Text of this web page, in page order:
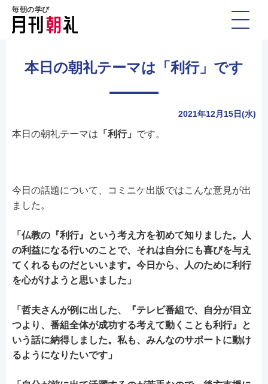
毎朝の学び
本日の朝礼テーマは「利行」です
2021年12月15日(水)
本日の朝礼テーマは 「利行」 です。
今日の話題について、コミニケ出版ではこんな意見が出
ました。
「仏教の『利行』という考え方を初めて知りました。人
の利益になる行いのことで、それは自分にも喜びを与え
てくれるものだといいます。今日から、人のために利行
を心がけようと思いました」
「哲夫さんが例に出した、『テレビ番組で、自分が目立
つより、番組全体が成功する考えて動くことも利行』と
いう話に納得しました。私も、みんなのサポートに動け
るようになりたいです 」